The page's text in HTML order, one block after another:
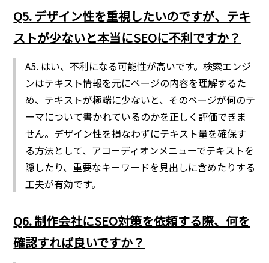
Q5. デザイン性を重視したいのですが、テキ
ストが少ないと本当にSEOに不利ですか？
A5. はい、不利になる可能性が高いです。検索エンジ
ンはテキスト情報を元にページの内容を理解するた
め、テキストが極端に少ないと、そのページが何のテ
ーマについて書かれているのかを正しく評価できま
せん。デザイン性を損なわずにテキスト量を確保す
る方法として、アコーディオンメニューでテキストを
隠したり、重要なキーワードを見出しに含めたりする
工夫が有効です。
Q6. 制作会社にSEO対策を依頼する際、何を
確認すれば良いですか？